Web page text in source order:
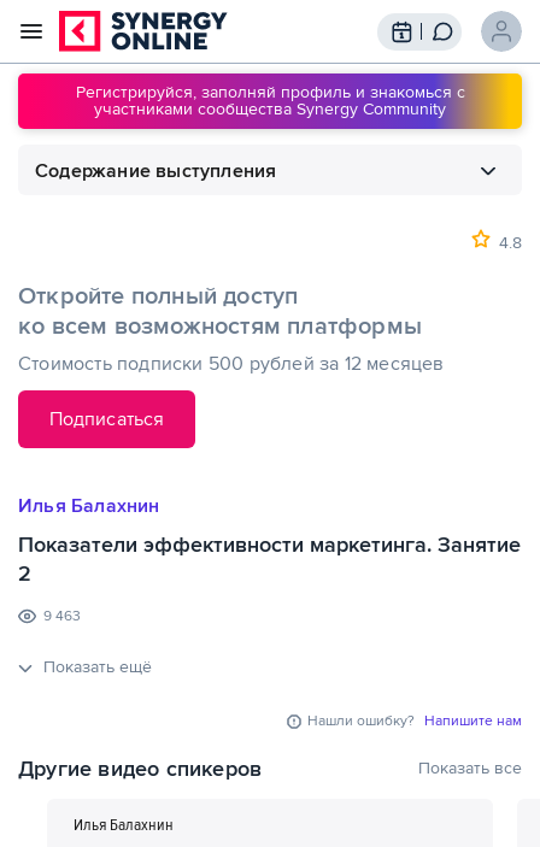
Регистрируйся, заполняй профиль и знакомься с
участниками сообщества Synergy Community
Трансляции
Вебинары
Обучение
Знания
Сообщество
Подписки
Содержание выступления
Илья Балахнин
Показатели эффективности маркетинга. Занятие
2
9 463
Показать ещё
4.8
Откройте полный доступ
ко всем возможностям платформы
Стоимость подписки 500 рублей за 12 месяцев
Подписаться
Нашли ошибку? Напишите нам
Другие видео спикеров Показать все
Илья Балахнин